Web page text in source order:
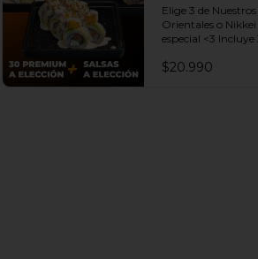
Elige 3 de
Orientales o
especial <3 Incluye
(Promoción no
$20.990